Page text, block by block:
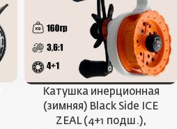
Катушка инерционная
(зимняя) Black Side ICE
ZEAL (4+1 подш.),